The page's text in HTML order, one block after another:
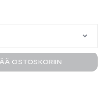
OSTOSKORIIN